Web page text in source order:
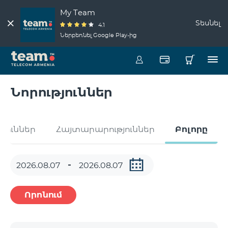
My Team
4.1
Ներբեռնել Google Play-ից
Տեսնել
Նորություններ
Հայտարարություններ Բոլորը
Որոնում